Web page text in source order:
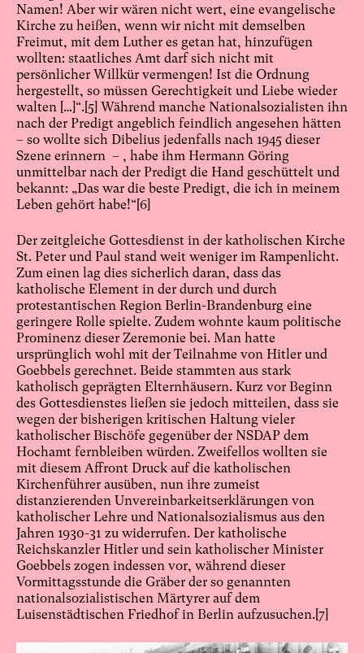
Namen! Aber wir wären nicht wert, eine evangelische
Kirche zu heißen, wenn wir nicht mit demselben
Freimut, mit dem Luther es getan hat, hinzufügen
wollten: staatliches Amt darf sich nicht mit
persönlicher Willkür vermengen! Ist die Ordnung
hergestellt, so müssen Gerechtigkeit und Liebe wieder
walten […]“. [5] Während manche Nationalsozialisten ihn
nach der Predigt angeblich feindlich angesehen hätten
– so wollte sich Dibelius jedenfalls nach 1945 dieser
Szene erinnern – , habe ihm Hermann Göring
unmittelbar nach der Predigt die Hand geschüttelt und
bekannt: „Das war die beste Predigt, die ich in meinem
Leben gehört habe!“ [6]
Der zeitgleiche Gottesdienst in der katholischen Kirche
St. Peter und Paul stand weit weniger im Rampenlicht.
Zum einen lag dies sicherlich daran, dass das
katholische Element in der durch und durch
protestantischen Region Berlin-Brandenburg eine
geringere Rolle spielte. Zudem wohnte kaum politische
Prominenz dieser Zeremonie bei. Man hatte
ursprünglich wohl mit der Teilnahme von Hitler und
Goebbels gerechnet. Beide stammten aus stark
katholisch geprägten Elternhäusern. Kurz vor Beginn
des Gottesdienstes ließen sie jedoch mitteilen, dass sie
wegen der bisherigen kritischen Haltung vieler
katholischer Bischöfe gegenüber der NSDAP dem
Hochamt fernbleiben würden. Zweifellos wollten sie
mit diesem Affront Druck auf die katholischen
Kirchenführer ausüben, nun ihre zumeist
distanzierenden Unvereinbarkeitserklärungen von
katholischer Lehre und Nationalsozialismus aus den
Jahren 1930-31 zu widerrufen. Der katholische
Reichskanzler Hitler und sein katholischer Minister
Goebbels zogen indessen vor, während dieser
Vormittagsstunde die Gräber der so genannten
nationalsozialistischen Märtyrer auf dem
Luisenstädtischen Friedhof in Berlin aufzusuchen. [7]